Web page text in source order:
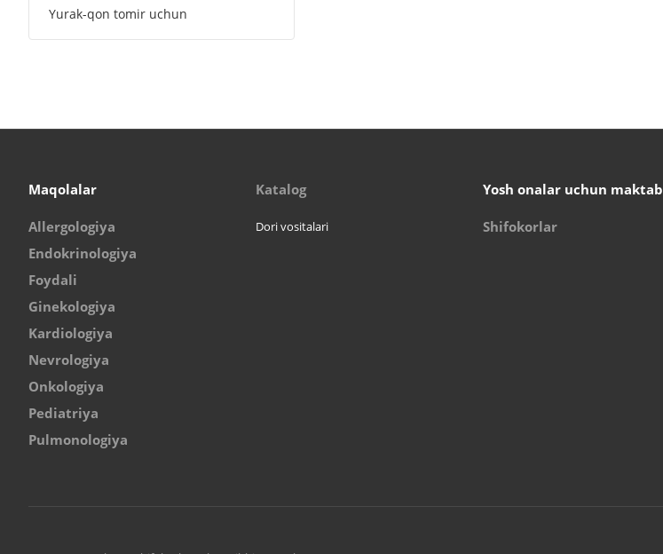
Yurak-qon tomir uchun
Maqolalar
Allergologiya
Endokrinologiya
Foydali
Ginekologiya
Kardiologiya
Nevrologiya
Onkologiya
Pediatriya
Pulmonologiya
Katalog
Dori vositalari
Yosh onalar uchun maktab
Shifokorlar